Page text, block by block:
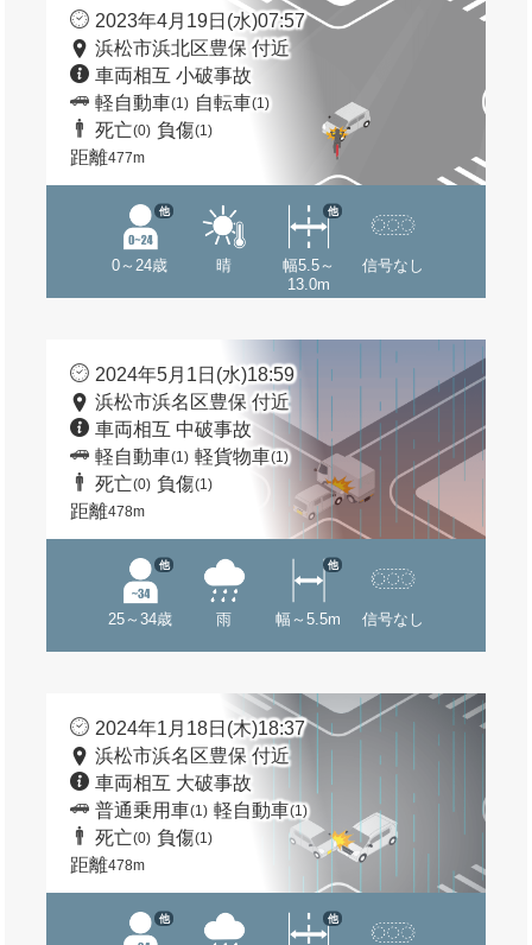
2023年4月19日(水)07:57
浜松市浜北区豊保 付近
車両相互 小破事故
軽自動車(1) 自転車(1)
死亡(0) 負傷(1)
距離477m
0～24歳
他
晴
幅5.5～
13.0m
他
信号なし
2024年5月1日(水)18:59
浜松市浜名区豊保 付近
車両相互 中破事故
軽自動車(1) 軽貨物車(1)
死亡(0) 負傷(1)
距離478m
25～34歳
他
雨 幅～5.5m
他
信号なし
2024年1月18日(木)18:37
浜松市浜名区豊保 付近
車両相互 大破事故
普通乗用車(1) 軽自動車(1)
死亡(0) 負傷(1)
距離478m
他 他